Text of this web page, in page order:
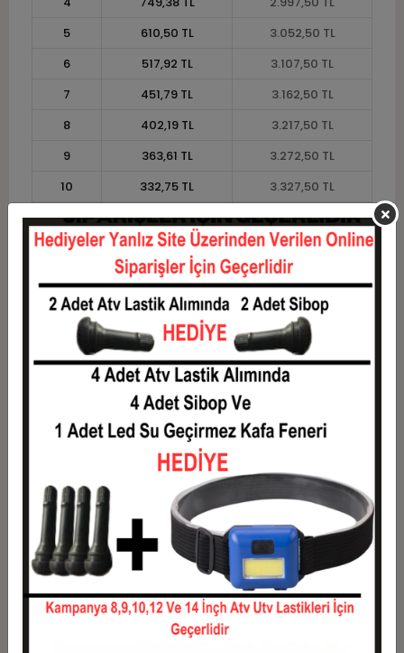
5
610,50 TL
3.052,50 TL
6
517,92 TL
3.107,50 TL
7
451,79 TL
3.162,50 TL
8
402,19 TL
3.217,50 TL
9
363,61 TL
3.272,50 TL
10
332,75 TL
3.327,50 TL
11
305,00 TL
3.355,00 TL
12
284,17 TL 3.410,00 TL
Taksit Taksit Tutarı
Toplam Tutar
1
2.750,00 TL
2.750,00 TL
1.375,00 TL
3
980,83 TL
2.942,50 TL
749,38 TL
5
610,50 TL
6
517,92 TL
3.107,50 TL
7
451,79 TL
3.162,50 TL
8
3.217,50 TL
9
363,61 TL
3.272,50 TL
332,75 TL